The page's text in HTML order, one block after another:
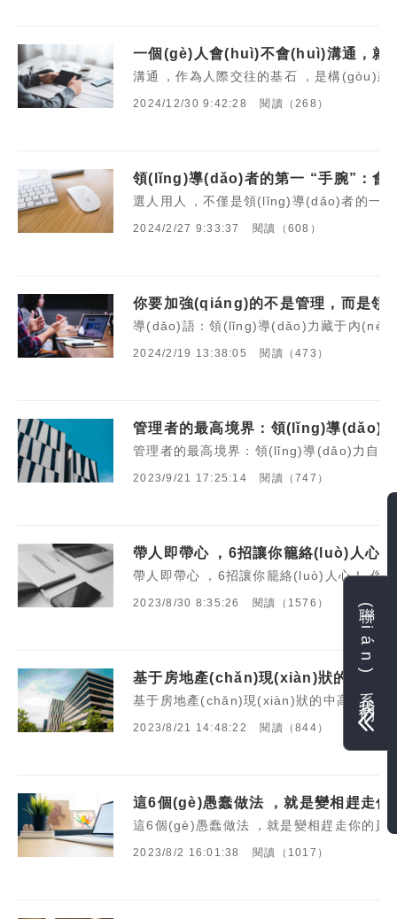
一個(gè)人會(huì)不會(huì)溝通，就看
溝通，作為人際交往的基石，是構
2024/12/30 9:42:28 閱讀（268）
領(lǐng)導(dǎo)者的第一 “手腕”：會
選人用人，不僅是領(lǐng)導(dǎo)者的一
2024/2/27 9:33:37 閱讀（608）
你要加強(qiáng)的不是管理，而是
導(dǎo)語：領(lǐng)導(dǎo)力藏于內(nèi)心
2024/2/19 13:38:05 閱讀（473）
管理者的最高境界：領(lǐng)導(dǎo)力
管理者的最高境界：領(lǐng)導(dǎo)力自我
2023/9/21 17:25:14 閱讀（747）
帶人即帶心，6招讓你籠絡(luò)人心
帶人即帶心，6招讓你籠絡(luò)人心！ 俗話
2023/8/30 8:35:26 閱讀（1576）
基于房地產(chǎn)現(xiàn)狀的中高
基于房地產(chǎn)現(xiàn)狀的中高層領
2023/8/21 14:48:22 閱讀（844）
這6個(gè)愚蠢做法，就是變相趕走你
這6個(gè)愚蠢做法，就是變相趕走你的
2023/8/2 16:01:38 閱讀（1017）
聯(lián)系我們